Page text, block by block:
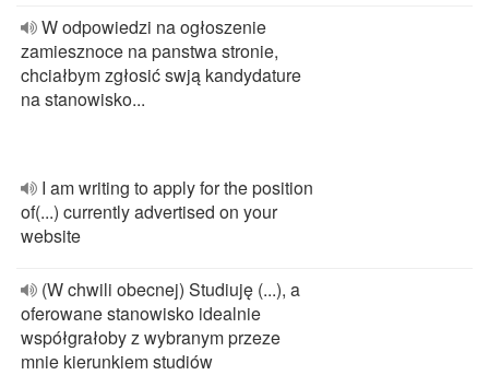
W odpowiedzi na ogłoszenie
zamiesznoce na panstwa stronie,
chciałbym zgłosić swją kandydature
na stanowisko...
I am writing to apply for the position
of(...) currently advertised on your
website
(W chwili obecnej) Studiuję (...), a
oferowane stanowisko idealnie
współgrałoby z wybranym przeze
mnie kierunkiem studiów